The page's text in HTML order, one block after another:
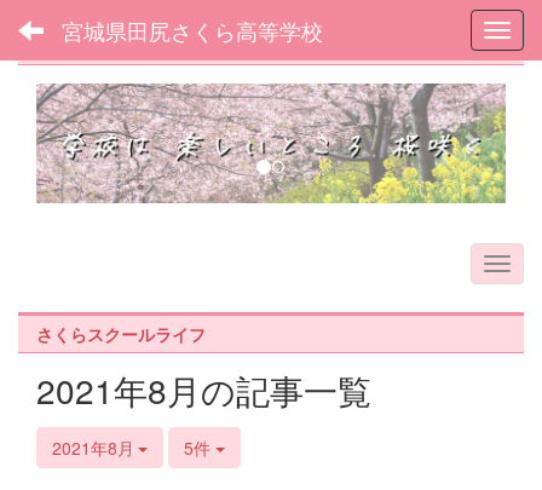
宮城県田尻さくら高等学校
フォトアルバム
p
r
e
v
s
n
e
x
t
さくらスクールライフ
2021年8月の記事一覧
2021年8月 5件